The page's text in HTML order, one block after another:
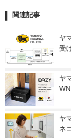
関連記事
ヤ
受
ヤ
ヤ
ネ